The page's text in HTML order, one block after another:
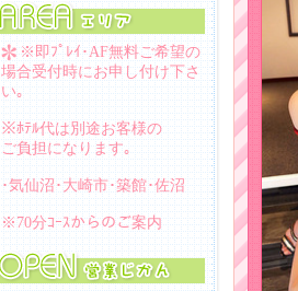
※即ﾌﾟﾚｲ･AF無料ご希望の
場合受付時にお申し付け下さ
い｡
※ﾎﾃﾙ代は別途お客様の
ご負担になります｡
･気仙沼･大崎市･築館･佐沼
※70分ｺｰｽからのご案内